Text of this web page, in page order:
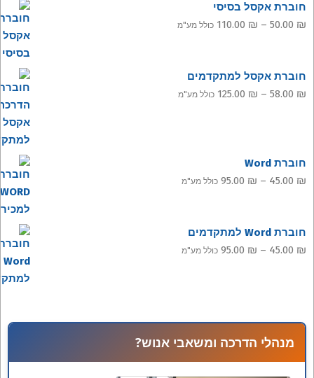
חוברת אקסל בסיסי
50.00 ₪
–
110.00 ₪
טווח
עד
כולל מע"מ
חוברת אקסל למתקדמים
58.00 ₪
–
125.00 ₪
טווח
כולל מע"מ
חוברת Word
45.00 ₪
–
95.00 ₪
טווח
עד
כולל מע"מ
חוברת Word למתקדמים
45.00 ₪
–
95.00 ₪
טווח
כולל מע"מ
מנהלי הדרכה ומשאבי אנוש?